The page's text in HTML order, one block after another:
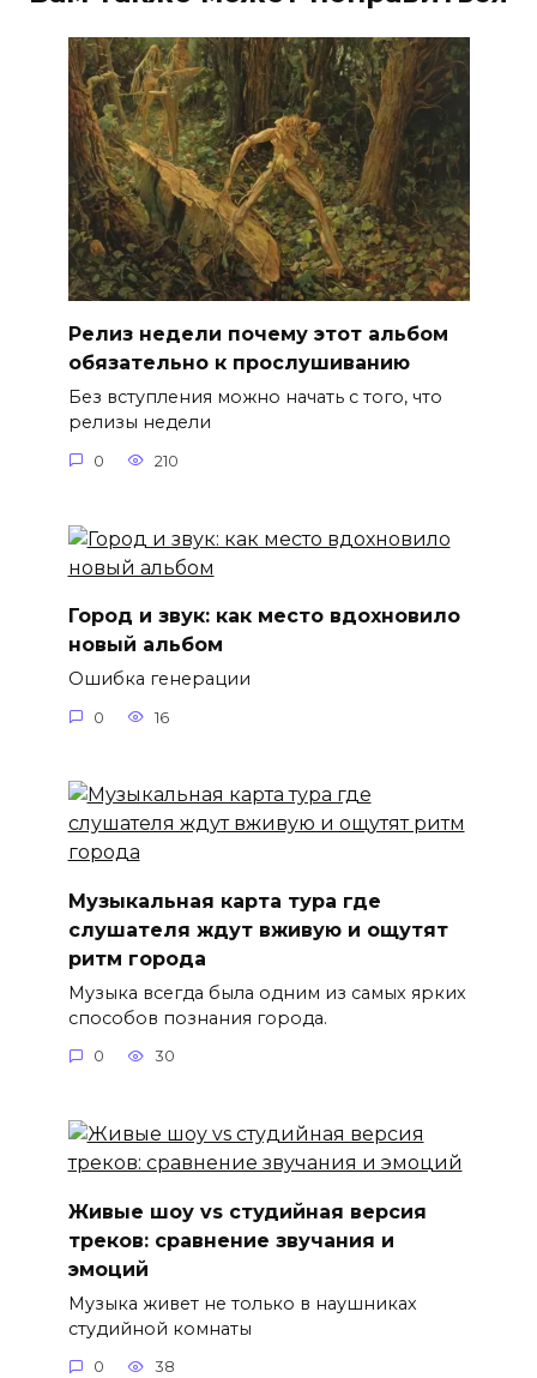
Релиз недели почему этот альбом
обязательно к прослушиванию
Без вступления можно начать с того, что
релизы недели
0 210
Город и звук: как место вдохновило
новый альбом
Ошибка генерации
0 16
Музыкальная карта тура где
слушателя ждут вживую и ощутят
ритм города
Музыка всегда была одним из самых ярких
способов познания города.
0 30
Живые шоу vs студийная версия
треков: сравнение звучания и
эмоций
Музыка живет не только в наушниках
студийной комнаты
0 38